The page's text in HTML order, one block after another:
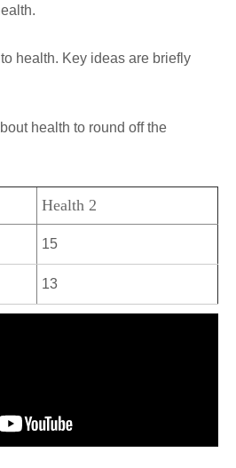
health. Key ideas are briefly
health to round off the
Health 2
15
13